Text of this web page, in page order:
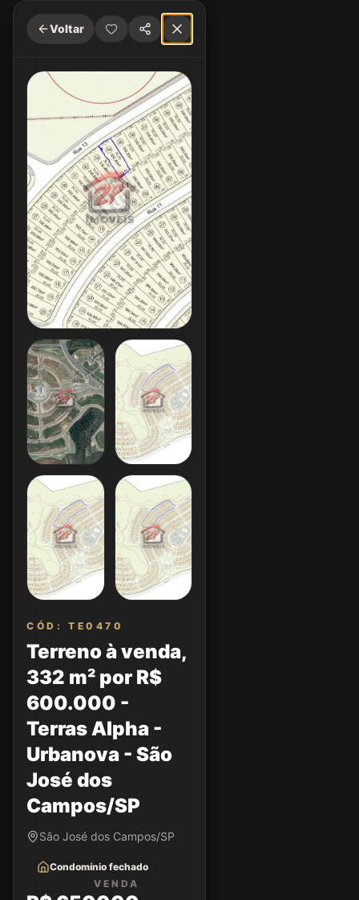
Voltar
CÓD: TE0470
Terreno à venda,
332 m² por R$
600.000 -
Terras Alpha -
Urbanova - São
José dos
Campos/SP
São José dos Campos/SP
Condomínio fechado
VENDA